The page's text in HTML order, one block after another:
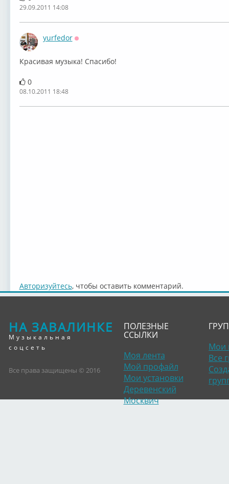
29.09.2011 14:08
yurfedor
Красивая музыка! Спасибо!
0
08.10.2011 18:48
Авторизуйтесь, чтобы оставить комментарий.
НА ЗАВАЛИНКЕ
Музыкальная
соцсеть
Все права защищены © 2016
ПОЛЕЗНЫЕ
ССЫЛКИ
Моя лента
Мой профайл
Мои установки
Деревенский
Москвич
Мои
Все